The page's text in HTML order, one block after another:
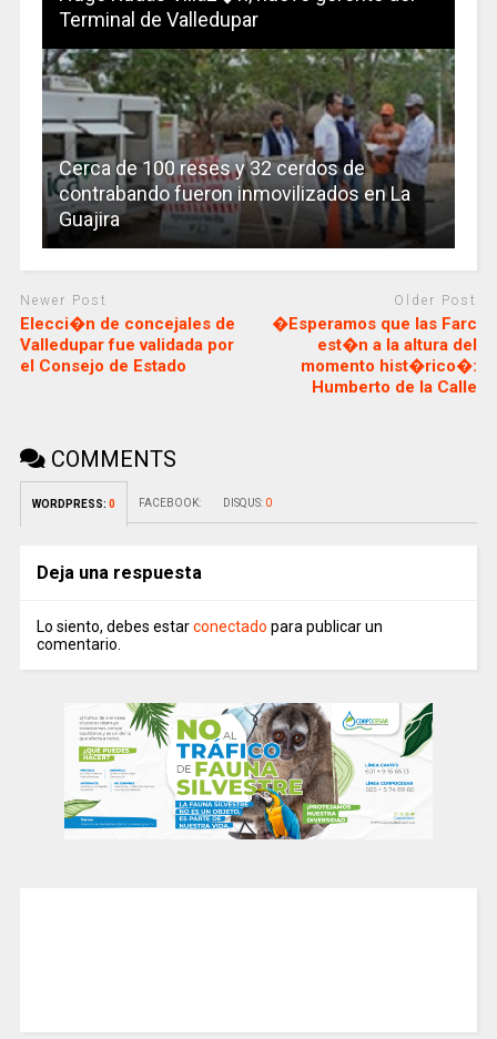
Terminal de Valledupar
Cerca de 100 reses y 32 cerdos de
contrabando fueron inmovilizados en La
Guajira
Newer Post
Elecci�n de concejales de
Valledupar fue validada por
el Consejo de Estado
Older Post
�Esperamos que las Farc
est�n a la altura del
momento hist�rico�:
Humberto de la Calle
COMMENTS
WORDPRESS: 0 FACEBOOK: DISQUS: 0
Deja una respuesta
Lo siento, debes estarconectado para publicar un
comentario.